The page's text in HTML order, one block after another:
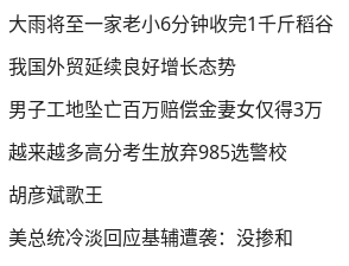
大雨将至一家老小6分钟收完1千斤稻谷
我国外贸延续良好增长态势
男子工地坠亡百万赔偿金妻女仅得3万
越来越多高分考生放弃985选警校
胡彦斌歌王
美总统冷淡回应基辅遭袭：没掺和